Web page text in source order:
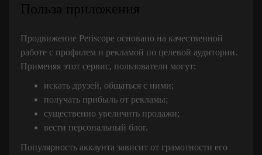
Польза приложения
Продвижение Periscope основано на качественной
работе с профилем и рекламой по целевой аудитории.
Применяя этот сервис, пользователи могут:
искать друзей, общаться с ними;
получать прибыль от рекламы;
существенно увеличить продажи;
вести персональный блог.
Популярность аккаунта зависит от грамотности его